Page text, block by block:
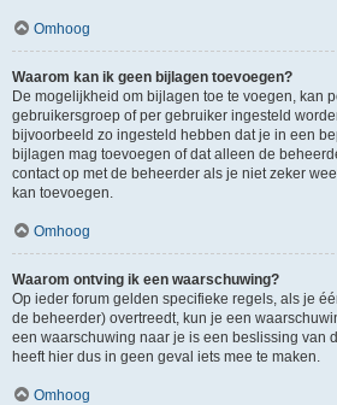
Omhoog
Waarom kan ik geen bijlagen toevoegen?
De mogelijkheid om bijlagen toe te voegen, kan
gebruikersgroep of per gebruiker ingesteld
bijvoorbeeld zo ingesteld hebben dat je in een
bijlagen mag toevoegen of dat alleen de
contact op met de beheerder als je niet zeker
kan toevoegen.
Omhoog
Waarom ontving ik een waarschuwing?
Op ieder forum gelden specifieke regels, als je
de beheerder) overtreedt, kun je een
een waarschuwing naar je is een beslissing van
heeft hier dus in geen geval iets mee te maken.
Omhoog